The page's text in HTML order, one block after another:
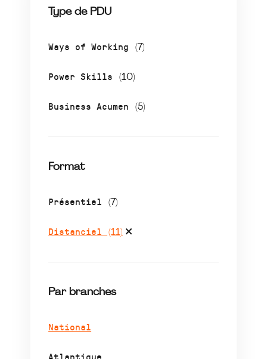
Type de PDU
Ways of Working (7)
Power Skills (10)
Business Acumen (5)
Format
Présentiel (7)
Distanciel (11)
Par branches
National
Atlantique